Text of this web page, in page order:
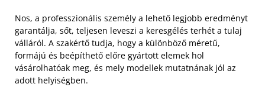
Nos, a professzionális személy a lehető legjobb eredményt
garantálja, sőt, teljesen leveszi a keresgélés terhét a tulaj
válláról. A szakértő tudja, hogy a különböző méretű,
formájú és beépíthető előre gyártott elemek hol
vásárolhatóak meg, és mely modellek mutatnának jól az
adott helyiségben.